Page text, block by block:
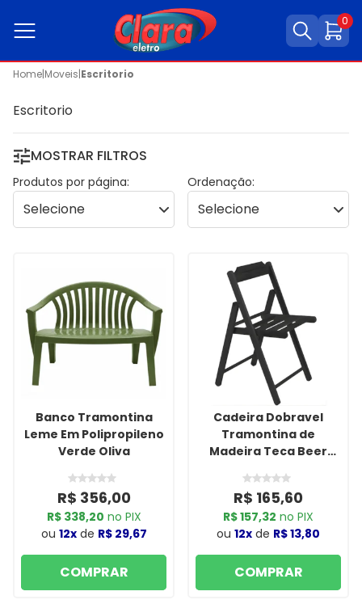
0
Home|Moveis|Escritorio
Escritorio
MOSTRAR FILTROS
Produtos por página: Ordenação:
Banco Tramontina
Leme Em Polipropileno
Verde Oliva
R$ 356,00
R$ 338,20 no PIX
ou 12xde R$ 29,67
COMPRAR
Cadeira Dobravel
Tramontina de
Madeira Teca Beer
Escuro
R$ 165,60
R$ 157,32 no PIX
ou 12x de R$ 13,80
COMPRAR